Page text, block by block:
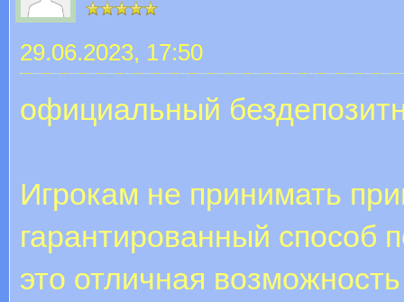
29.06.2023, 17:50
официальный
Игрокам не принимать
гарантированный способ
это отличная